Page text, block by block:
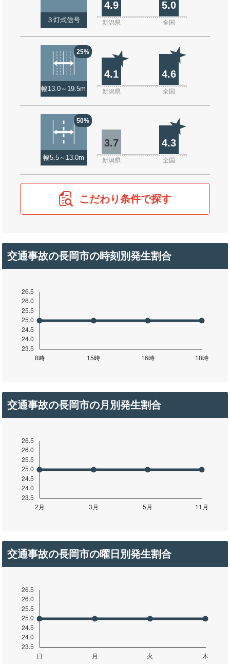
３灯式信号
4.9 5.0
新潟県 全国
25%
幅13.0～19.5m
4.1 4.6
新潟県 全国
50%
幅5.5～13.0m
3.7 4.3
新潟県 全国
こだわり条件で探す
交通事故の長岡市の時刻別発生割合
交通事故の長岡市の月別発生割合
交通事故の長岡市の曜日別発生割合